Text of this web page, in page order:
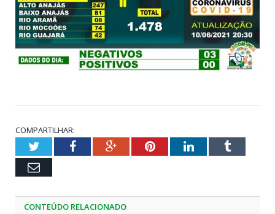
COMPARTILHAR:
TwitterFacebookGoogle+PinterestLinkedInTumblr
Email
CONTEÚDO RELACIONADO